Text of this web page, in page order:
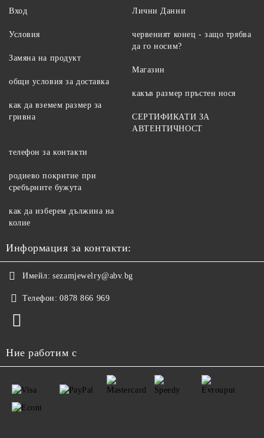
Вход Лични Данни
Условия
Замяна на продукт
общи условия за доставка
как да вземем размер за
гривна
червеният конец - защо трябва
да го носим?
Магазин
какъв размер пръстен нося
СЕРТИФИКАТИ ЗА
АВТЕНТИЧНОСТ
телефон за контакти
родиево покритие при
сребърните бужута
как да изберем дължина на
колие
Информация за контакти:
Имейл: sezamjewelry@abv.bg
Телефон: 0878 866 969
Ние работим с